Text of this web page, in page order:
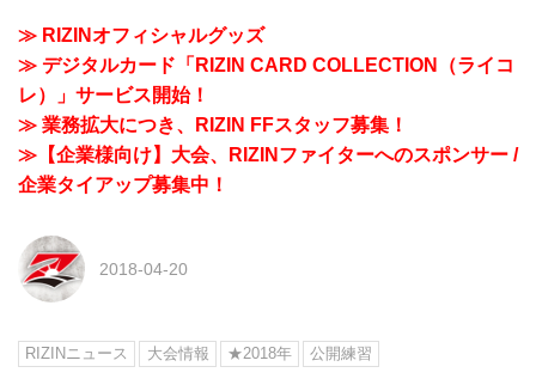
≫ RIZINオフィシャルグッズ
≫ デジタルカード「RIZIN CARD COLLECTION（ライコ
レ）」サービス開始！
≫ 業務拡大につき、RIZIN FFスタッフ募集！
≫【企業様向け】大会、RIZINファイターへのスポンサー /
企業タイアップ募集中！
2018-04-20
RIZINニュース 大会情報 ★2018年 公開練習